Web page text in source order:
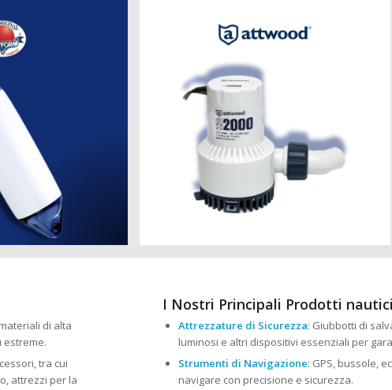
di alta
estreme.
tra cui
attrezzi per la
I Nostri Principali Prodotti nautici
Attrezzature di Sicurezza: Giubbotti di
luminosi e altri dispositivi essenziali per
Strumenti di Navigazione: GPS, bussole,
navigare con precisione e sicurezza.